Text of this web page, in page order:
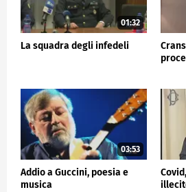
01:32
La squadra degli infedeli
03:53
Addio a Guccini, poesia e
musica